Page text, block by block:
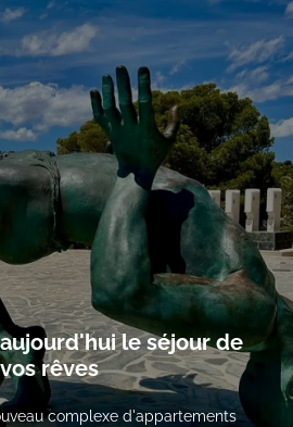
le séjour de
vos rêves
complexe d'appartements